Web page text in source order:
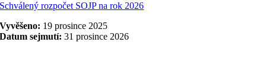
Schválený rozpočet SOJP na rok 2026
Vyvěšeno: 19 prosince 2025
Datum sejmutí: 31 prosince 2026